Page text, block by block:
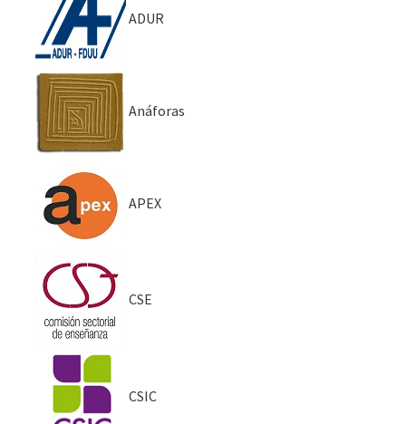
ADUR
Anáforas
APEX
CSE
CSIC